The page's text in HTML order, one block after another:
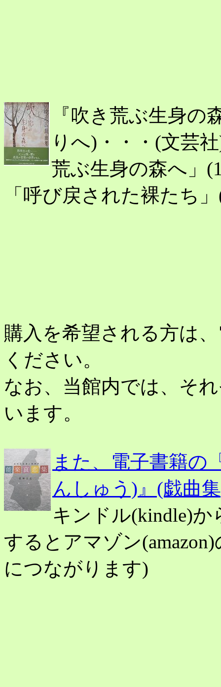
『吹き荒ぶ生身
りへ)・・・(文芸
荒ぶ生身の森へ」
「呼び戻された裸たち
購入を希望される方は
ください。
なお、当館内では、そ
います。
また、電子書籍の
んしゅう)』(戯曲
キンドル(kindle)
するとアマゾン
につながります)